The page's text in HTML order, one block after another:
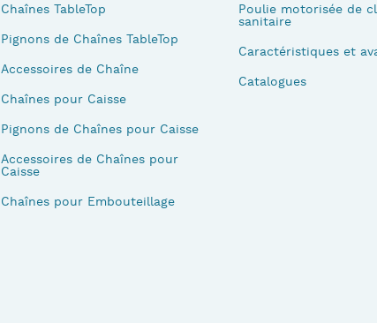
Chaînes TableTop
Pignons de Chaînes TableTop
Accessoires de Chaîne
Chaînes pour Caisse
Pignons de Chaînes pour Caisse
Accessoires de Chaînes pour
Caisse
Chaînes pour Embouteillage
Poulie motorisée de
sanitaire
Caractéristiques et
Catalogues